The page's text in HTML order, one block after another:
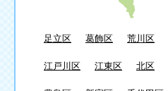
足立区 葛飾区 荒川区
江戸川区 江東区 北区